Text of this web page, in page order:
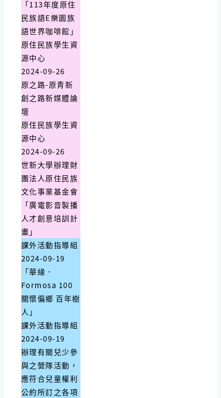
「113年度原住
民族語E樂園族
語世界咖啡館」
原住民族學生資
源中心
2024-09-26
原之路-原青新
創之路新媒體論
壇
原住民族學生資
源中心
2024-09-26
世新大學辦理財
團法人原住民族
文化事業基金會
「廣電影音製播
人才創意培訓計
畫」
課外活動指導組
2024-09-19
「華緣．
Formosa 100
關懷偏鄉 百年樹
人」
課外活動指導組
2024-09-19
辦理有關兒少參
與之營隊活動，
應符合兒童權利
公約所訂之各項